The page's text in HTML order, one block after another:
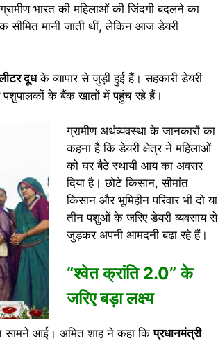
भारत की महिलाओं की जिंदगी बदलने का
सीमित मानी जाती थीं, लेकिन आज डेयरी
दूधके व्यापार से जुड़ी हुई हैं। सहकारी डेयरी
के बैंक खातों में पहुंच रहे हैं।
ग्रामीण अर्थव्यवस्था के जानकारों का
कहना है कि डेयरी क्षेत्र ने महिलाओं
को घर बैठे स्थायी आय का अवसर
दिया है। छोटे किसान, सीमांत
किसान और भूमिहीन परिवार भी दो या
तीन पशुओं के जरिए डेयरी व्यवसाय से
जुड़कर अपनी आमदनी बढ़ा रहे हैं।
“श्वेत क्रांति 2.0” के
जरिए बड़ा लक्ष्य
सामने आई। अमित शाह ने कहा किप्रधानमंत्री